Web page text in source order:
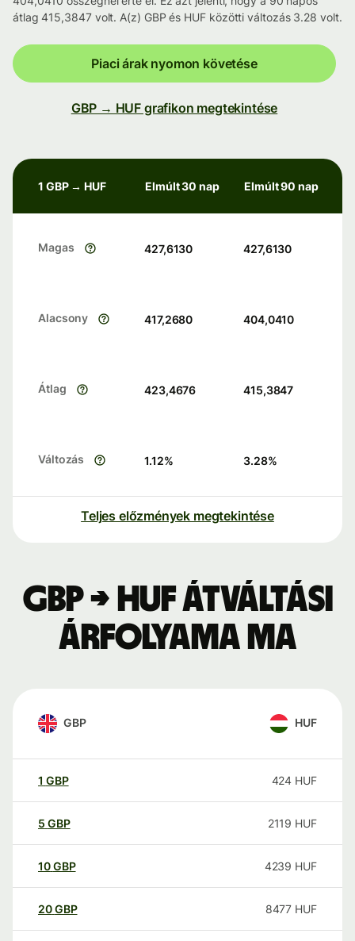
átlag 415,3847 volt. A(z) GBP és HUF közötti változás 3.28 volt.
Piaci árak nyomon követése
GBP → HUF grafikon megtekintése
1 GBP → HUF Elmúlt 30 nap Elmúlt 90 nap
Magas 427,6130 427,6130
Alacsony 417,2680 404,0410
Átlag 423,4676 415,3847
Változás 1.12% 3.28%
Teljes előzmények megtekintése
GBP → HUF átváltási
árfolyama ma
GBP HUF
1 GBP 424 HUF
5 GBP 2119 HUF
10GBP 4239 HUF
20GBP 8477 HUF